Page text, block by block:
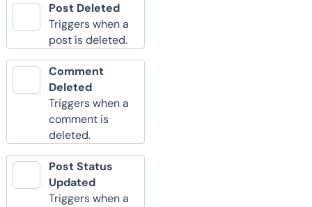
Post Deleted
Triggers when a
post is deleted.
Comment
Deleted
Triggers when a
comment is
deleted.
Post Status
Updated
Triggers when a